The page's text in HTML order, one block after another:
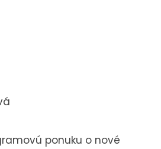
ponuku o nové